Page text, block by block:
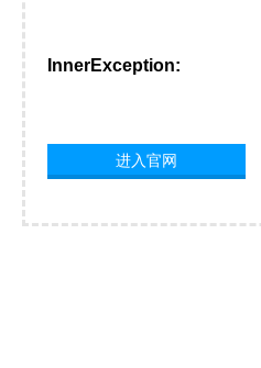
InnerException:
进入官网